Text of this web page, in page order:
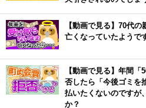
【動画で見る】70代の
亡くなっていたようで
【動画で見る】年間「
否したら「今後ゴミを
払いたくないのですが
か？